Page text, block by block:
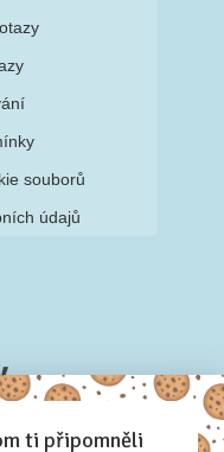
souborů
údajů
ti připomněli